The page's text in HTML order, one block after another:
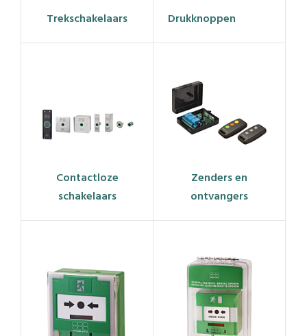
Trekschakelaars Drukknoppen
Contactloze
schakelaars
Zenders en
ontvangers